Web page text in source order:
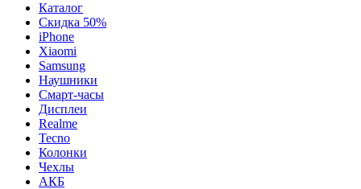
Каталог
Скидка 50%
iPhone
Xiaomi
Samsung
Наушники
Смарт-часы
Дисплеи
Realme
Tecno
Колонки
Чехлы
АКБ